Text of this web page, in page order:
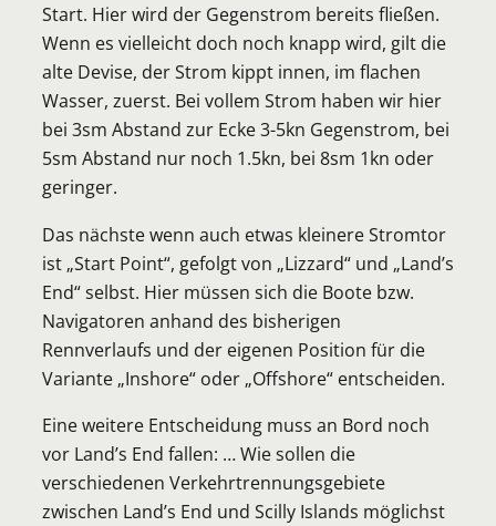
Start. Hier wird der Gegenstrom bereits fließen.
Wenn es vielleicht doch noch knapp wird, gilt die
alte Devise, der Strom kippt innen, im flachen
Wasser, zuerst. Bei vollem Strom haben wir hier
bei 3sm Abstand zur Ecke 3-5kn Gegenstrom, bei
5sm Abstand nur noch 1.5kn, bei 8sm 1kn oder
geringer.
Das nächste wenn auch etwas kleinere Stromtor
ist „Start Point“, gefolgt von „Lizzard“ und „Land’s
End“ selbst. Hier müssen sich die Boote bzw.
Navigatoren anhand des bisherigen
Rennverlaufs und der eigenen Position für die
Variante „Inshore“ oder „Offshore“ entscheiden.
Eine weitere Entscheidung muss an Bord noch
vor Land’s End fallen: … Wie sollen die
verschiedenen Verkehrtrennungsgebiete
zwischen Land’s End und Scilly Islands möglichst